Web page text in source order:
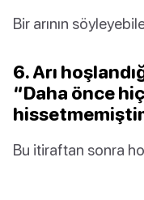
Bir arının
6. Arı
“Daha önce
Bu itiraftan sonra